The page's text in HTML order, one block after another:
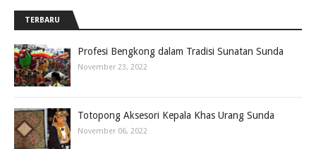
TERBARU
Profesi Bengkong dalam Tradisi Sunatan Sunda
November 23, 2022
Totopong Aksesori Kepala Khas Urang Sunda
November 06, 2022